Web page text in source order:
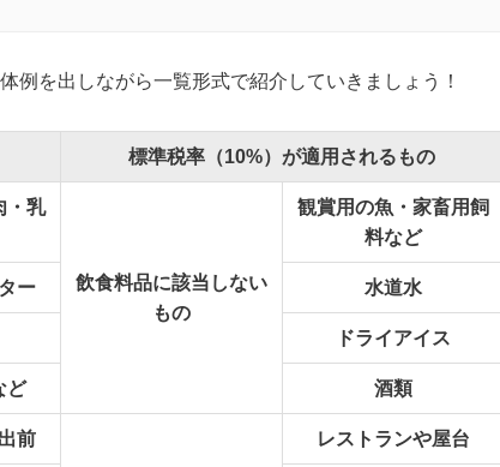
例を出しながら一覧形式で紹介していきましょう！
標準税率（10%）が適用されるもの
・乳
飲食料品に該当しない
もの
観賞用の魚・家畜用飼
料など
ー 水道水
ドライアイス
ど 酒類
前 レストランや屋台